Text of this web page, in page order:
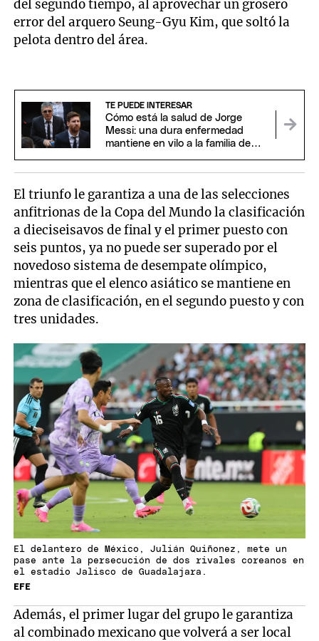
del segundo tiempo, al aprovechar un grosero
error del arquero Seung-Gyu Kim, que soltó la
pelota dentro del área.
TE PUEDE INTERESAR
Cómo está la salud de Jorge
Messi: una dura enfermedad
mantiene en vilo a la familia de
El triunfo le garantiza a una de las selecciones
anfitrionas de la Copa del Mundo la clasificación
a dieciseisavos de final y el primer puesto con
seis puntos, ya no puede ser superado por el
novedoso sistema de desempate olímpico,
mientras que el elenco asiático se mantiene en
zona de clasificación, en el segundo puesto y con
tres unidades.
El delantero de México, Julián Quiñonez, mete un
pase ante la persecución de dos rivales coreanos en
el estadio Jalisco de Guadalajara.
EFE
Además, el primer lugar del grupo le garantiza
al combinado mexicano que volverá a ser local